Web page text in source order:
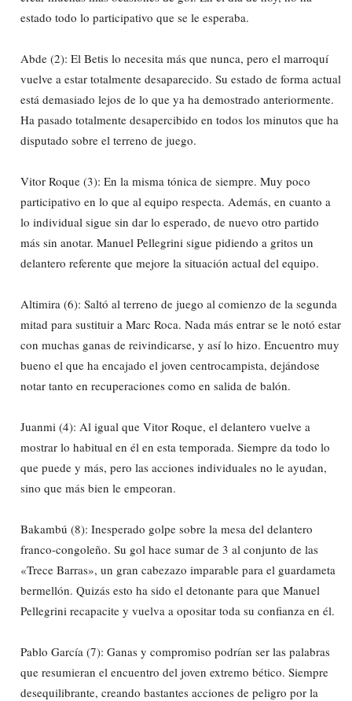
estado todo lo participativo que se le esperaba.
Abde (2): El Betis lo necesita más que nunca, pero el marroquí
vuelve a estar totalmente desaparecido. Su estado de forma actual
está demasiado lejos de lo que ya ha demostrado anteriormente.
Ha pasado totalmente desapercibido en todos los minutos que ha
disputado sobre el terreno de juego.
Vitor Roque (3): En la misma tónica de siempre. Muy poco
participativo en lo que al equipo respecta. Además, en cuanto a
lo individual sigue sin dar lo esperado, de nuevo otro partido
más sin anotar. Manuel Pellegrini sigue pidiendo a gritos un
delantero referente que mejore la situación actual del equipo.
Altimira (6): Saltó al terreno de juego al comienzo de la segunda
mitad para sustituir a Marc Roca. Nada más entrar se le notó estar
con muchas ganas de reivindicarse, y así lo hizo. Encuentro muy
bueno el que ha encajado el joven centrocampista, dejándose
notar tanto en recuperaciones como en salida de balón.
Juanmi (4): Al igual que Vitor Roque, el delantero vuelve a
mostrar lo habitual en él en esta temporada. Siempre da todo lo
que puede y más, pero las acciones individuales no le ayudan,
sino que más bien le empeoran.
Bakambú (8): Inesperado golpe sobre la mesa del delantero
franco-congoleño. Su gol hace sumar de 3 al conjunto de las
«Trece Barras», un gran cabezazo imparable para el guardameta
bermellón. Quizás esto ha sido el detonante para que Manuel
Pellegrini recapacite y vuelva a opositar toda su confianza en él.
Pablo García (7): Ganas y compromiso podrían ser las palabras
que resumieran el encuentro del joven extremo bético. Siempre
desequilibrante, creando bastantes acciones de peligro por la